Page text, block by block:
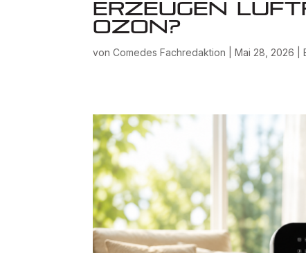
Erzeugen
Ozon?
vonComedes Fachredaktion |Mai 28, 2026 |